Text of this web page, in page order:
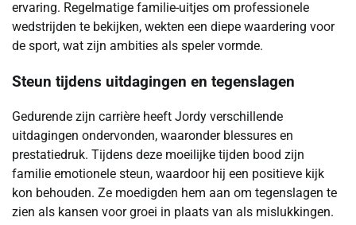
ervaring. Regelmatige familie-uitjes om professionele
wedstrijden te bekijken, wekten een diepe waardering voor
de sport, wat zijn ambities als speler vormde.
Steun tijdens uitdagingen en tegenslagen
Gedurende zijn carrière heeft Jordy verschillende
uitdagingen ondervonden, waaronder blessures en
prestatiedruk. Tijdens deze moeilijke tijden bood zijn
familie emotionele steun, waardoor hij een positieve kijk
kon behouden. Ze moedigden hem aan om tegenslagen te
zien als kansen voor groei in plaats van als mislukkingen.